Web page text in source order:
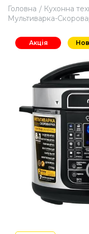
Головна Кухонна
Мультиварка-
Акція